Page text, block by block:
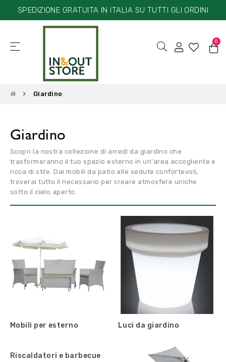
SPEDIZIONE GRATUITA IN ITALIA SU TUTTI GLI ORDINI
navigazione
☰ 0
Giardino
Giardino
Scopri la nostra collezione di arredi da giardino che
trasformeranno il tuo spazio esterno in un'area accogliente e
ricca di stile. Dai mobili da patio alle sedute confortevoli,
troverai tutto il necessario per creare atmosfere uniche
sotto il cielo aperto.
Mobili per esterno Luci da giardino
Riscaldatori e barbecue